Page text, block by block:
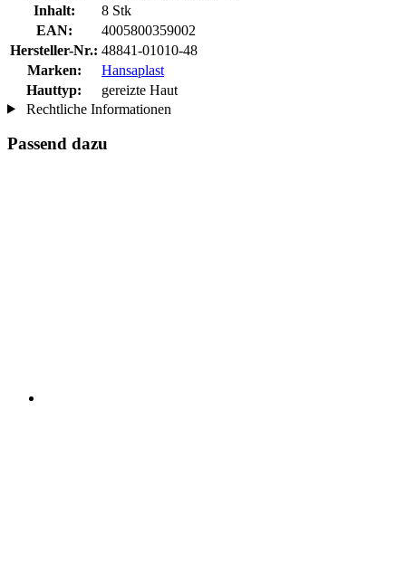
Inhalt:
8 Stk
EAN:
4005800359002
Hersteller-Nr.: 48841-01010-48
Marken:
Hansaplast
Hauttyp:
gereizte Haut
Rechtliche Informationen
Passend dazu